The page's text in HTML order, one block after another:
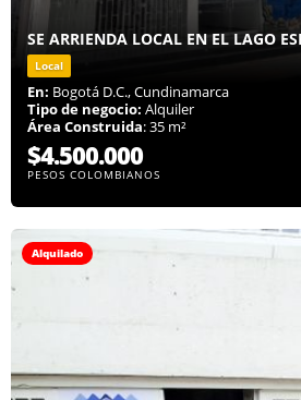
SE ARRIENDA LOCAL EN EL LAGO
Local
En: Bogotá D.C., Cundinamarca
Tipo de negocio: Alquiler
Área Construida: 35 m²
$4.500.000
PESOS COLOMBIANOS
Alquilado